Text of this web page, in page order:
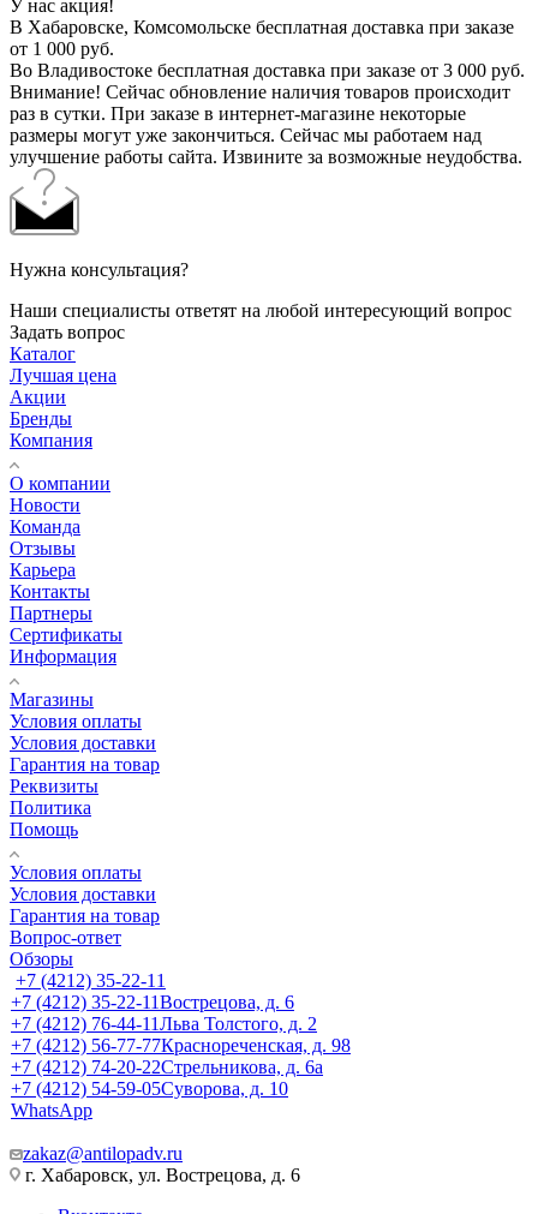
У нас акция!
В Хабаровске, Комсомольске бесплатная доставка при заказе
от 1 000 руб.
Во Владивостоке бесплатная доставка при заказе от 3 000 руб.
Внимание! Сейчас обновление наличия товаров происходит
раз в сутки. При заказе в интернет-магазине некоторые
размеры могут уже закончиться. Сейчас мы работаем над
улучшение работы сайта. Извините за возможные неудобства.
Нужна консультация?
Наши специалисты ответят на любой интересующий вопрос
Задать вопрос
Каталог
Лучшая цена
Акции
Бренды
Компания
О компании
Новости
Команда
Отзывы
Карьера
Контакты
Партнеры
Сертификаты
Информация
Магазины
Условия оплаты
Условия доставки
Гарантия на товар
Реквизиты
Политика
Помощь
Условия оплаты
Условия доставки
Гарантия на товар
Вопрос-ответ
Обзоры
+7 (4212) 35-22-11
+7 (4212) 35-22-11Вострецова, д. 6
+7 (4212) 76-44-11Льва Толстого, д. 2
+7 (4212) 56-77-77Краснореченская, д. 98
+7 (4212) 74-20-22Стрельникова, д. 6а
+7 (4212) 54-59-05Суворова, д. 10
WhatsApp
zakaz@antilopadv.ru
г. Хабаровск, ул. Вострецова, д. 6